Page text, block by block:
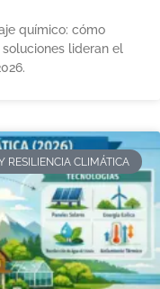
químico: cómo
lideran el
RESILIENCIA CLIMÁTICA